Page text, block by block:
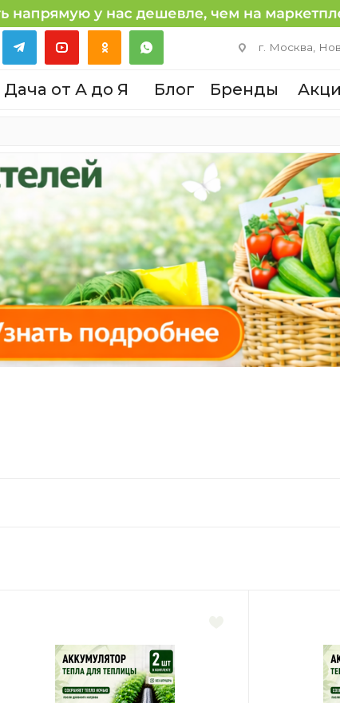
г. Москва,
Дача от А до Я Блог Бренды